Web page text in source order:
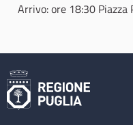
Arrivo: ore 18:30 Piazza